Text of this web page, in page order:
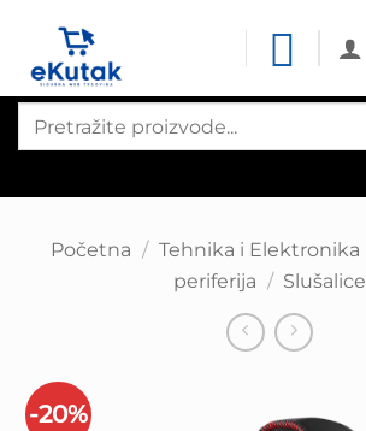
content
search
Početna / Tehnika i Elektronika
periferija / Slušalice
-20%